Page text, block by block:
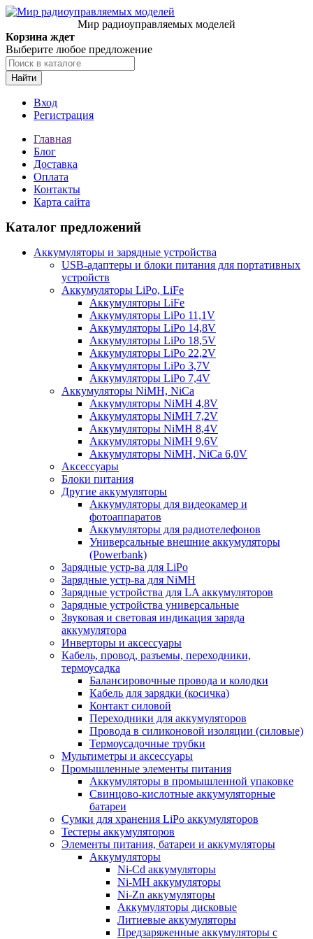
Мир радиоуправляемых моделей
Корзина ждет
Выберите любое предложение
Найти
Вход
Регистрация
Главная
Блог
Доставка
Оплата
Контакты
Карта сайта
Каталог предложений
Аккумуляторы и зарядные устройства
USB-адаптеры и блоки питания для портативных
устройств
Аккумуляторы LiPo, LiFe
Аккумуляторы LiFe
Аккумуляторы LiPo 11,1V
Аккумуляторы LiPo 14,8V
Аккумуляторы LiPo 18,5V
Аккумуляторы LiPo 22,2V
Аккумуляторы LiPo 3,7V
Аккумуляторы LiPo 7,4V
Аккумуляторы NiMH, NiCa
Аккумуляторы NiMH 4,8V
Аккумуляторы NiMH 7,2V
Аккумуляторы NiMH 8,4V
Аккумуляторы NiMH 9,6V
Аккумуляторы NiMH, NiCa 6,0V
Аксессуары
Блоки питания
Другие аккумуляторы
Аккумуляторы для видеокамер и
фотоаппаратов
Аккумуляторы для радиотелефонов
Универсальные внешние аккумуляторы
(Powerbank)
Зарядные устр-ва для LiPo
Зарядные устр-ва для NiMH
Зарядные устройства для LA аккумуляторов
Зарядные устройства универсальные
Звуковая и световая индикация заряда
аккумулятора
Инверторы и аксессуары
Кабель, провод, разъемы, переходники,
термоусадка
Балансировочные провода и колодки
Кабель для зарядки (косичка)
Контакт силовой
Переходники для аккумуляторов
Провода в силиконовой изоляции (силовые)
Термоусадочные трубки
Мультиметры и аксессуары
Промышленные элементы питания
Аккумуляторы в промышленной упаковке
Свинцово-кислотные аккумуляторные
батареи
Сумки для хранения LiPo аккумуляторов
Тестеры аккумуляторов
Элементы питания, батареи и аккумуляторы
Аккумуляторы
Ni-Cd аккумуляторы
Ni-MH аккумуляторы
Ni-Zn аккумуляторы
Аккумуляторы дисковые
Литиевые аккумуляторы
Предзаряженные аккумуляторы с